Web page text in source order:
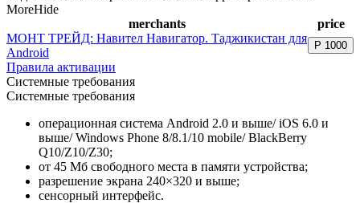
MoreHide
merchants
price
МОНТ ТРЕЙД: Навител Навигатор. Таджикистан для
Android
Р 1000
Правила активации
Системные требования
Системные требования
операционная система Android 2.0 и выше/ iOS 6.0 и
выше/ Windows Phone 8/8.1/10 mobile/ BlackBerry
Q10/Z10/Z30;
от 45 Мб свободного места в памяти устройства;
разрешение экрана 240×320 и выше;
сенсорный интерфейс.